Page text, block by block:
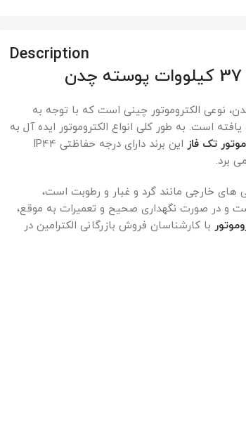
Description
50 اسب37 کیلووات پوسته چدن، نوعی الکتروموتور چینی است که با توجه به
است. به طور کلی انواع الکتروموتور ایده آل به
تک فاز
این برند دارای درجه حفاظتی IP44
های خارجی مانند گرد و غبار و رطوبت است،
است و در صورت نگهداری صحیح و تعمیرات به موقع،
با کارشناسان فروش بازرگانی الکترامین در